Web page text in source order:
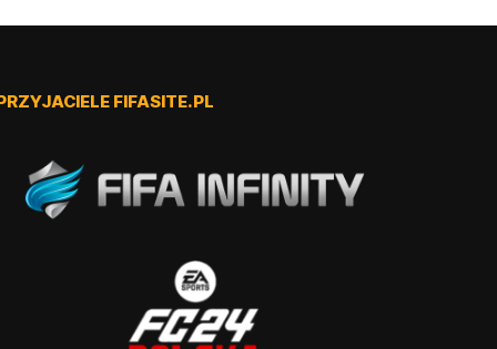
FIFASITE.PL